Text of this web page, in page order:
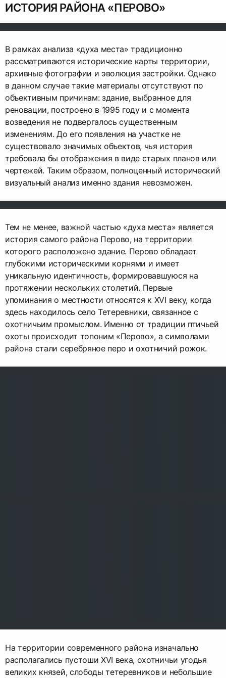
ИСТОРИЯ РАЙОНА «ПЕРОВО»
В рамках анализа «духа места» традиционно
рассматриваются исторические карты территории,
архивные фотографии и эволюция застройки. Однако
в данном случае такие материалы отсутствуют по
объективным причинам: здание, выбранное для
реновации, построено в 1995 году и с момента
возведения не подвергалось существенным
изменениям. До его появления на участке не
существовало значимых объектов, чья история
требовала бы отображения в виде старых планов или
чертежей. Таким образом, полноценный исторический
визуальный анализ именно здания невозможен.
Тем не менее, важной частью «духа места» является
история самого района Перово, на территории
которого расположено здание. Перово обладает
глубокими историческими корнями и имеет
уникальную идентичность, формировавшуюся на
протяжении нескольких столетий. Первые
упоминания о местности относятся к XVI веку, когда
здесь находилось село Тетеревники, связанное с
охотничьим промыслом. Именно от традиции птичьей
охоты происходит топоним «Перово», а символами
района стали серебряное перо и охотничий рожок.
На территории современного района изначально
располагались пустоши XVI века, охотничьи угодья
великих князей, слободы тетеревников и небольшие